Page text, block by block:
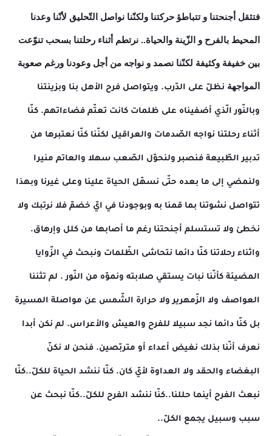
فتثقل أجنحتنا و تتباطؤ حركتنا ولكنّنا نواصل التّحليق لأنّنا وعدنا
المحيط بالفرح و الزّينة والحياة.. نرتطم أثناء رحلتنا بسحب تنوّعت
بين خفيفة وكثيفة لكنّنا نصمد و نواجه من أجل وعودنا ورغم صعوبة
المواجهة نظلّ على الدّرب. ويتواصل فرح الأهل بنا وبزينتنا
وبالنّور الّذي أضفيناه على ظلمات كانت تعتّم فضاءاتهم. كنّا
أثناء رحلتنا نواجه الصّدمات والعراقيل لكنّنا كنّا نعتبرها من
تدبير الطّبيعة فنصبر ولنحوّل الصّعب سهلا والعاتم منيرا
ولنمضي إلى ما بعده حتّى نسهّل الحياة علينا وعلى غيرنا وبهذا
تتواصل نشوتنا بما قمنا به وبوجودنا في ايّ خضمّ فلا نرتبك ولا
نخطئ ولا تستسلم أجنحتنا رغم ما أصابها من كلل وإرهاق.
واثناء رحلاتنا كنّا دائما نتحاشى الظّلمات ونبحث في الزّوايا
المضيئة كأنّنا نبات يستقي صلابته ونموّه من النّور . لم تثننا
العواصف ولا الزّمهرير ولا حرارة الشّمس عن مواصلة المسيرة
بل كنّا دائما نجد سبيلا للفرح والعيش والأعراس. لم نكن أبدا
نعرف أنّنا بذلك نغيض أعداء أو متربّصين. فنحن لا نكنّ
البغضاء والحقد ولا العداوة لأيّ كان. كنّا ننشد الحياة للكلّ..كنّا
نبعث الفرح أينما حللنا..كنّا ننشد الفرح للكلّ..كنّا نبحث عن
سبب وسبيل يجمع الكلّ..